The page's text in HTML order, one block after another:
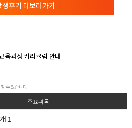
생후기 더보러가기
육과정 커리큘럼 안내
수 있습니다.
주요과목
1